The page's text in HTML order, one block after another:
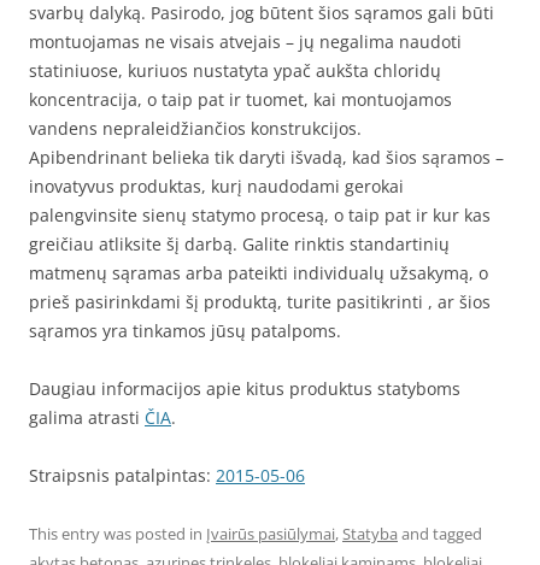
svarbų dalyką. Pasirodo, jog būtent šios sąramos gali būti
montuojamas ne visais atvejais – jų negalima naudoti
statiniuose, kuriuos nustatyta ypač aukšta chloridų
koncentracija, o taip pat ir tuomet, kai montuojamos
vandens nepraleidžiančios konstrukcijos.
Apibendrinant belieka tik daryti išvadą, kad šios sąramos –
inovatyvus produktas, kurį naudodami gerokai
palengvinsite sienų statymo procesą, o taip pat ir kur kas
greičiau atliksite šį darbą. Galite rinktis standartinių
matmenų sąramas arba pateikti individualų užsakymą, o
prieš pasirinkdami šį produktą, turite pasitikrinti , ar šios
sąramos yra tinkamos jūsų patalpoms.
Daugiau informacijos apie kitus produktus statyboms
galima atrasti ČIA.
Straipsnis patalpintas: 2015-05-06
This entry was posted in Įvairūs pasiūlymai,Statyba and tagged